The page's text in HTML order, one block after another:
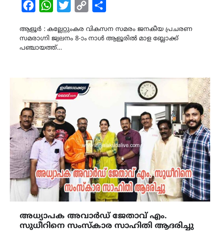
FacebookWhatsAppTwitterCopy
ആളൂർ : കല്ലേറ്റുംകര വികസന സമരം ജനകീയ പ്രചരണ
സമരാഗ്നി ജ്വലനം 8-ാം നാൾ ആളൂരിൽ മാള ബ്ലോക്ക്
പഞ്ചായത്ത്…
അധ്യാപക അവാർഡ് ജേതാവ് എം.
സുധീറിനെ സംസ്കാര സാഹിതി ആദരിച്ചു